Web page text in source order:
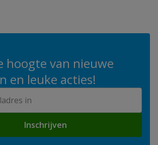
hoogte van nieuwe
en leuke acties!
Inschrijven